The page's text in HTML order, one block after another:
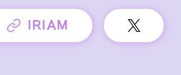
IRIAM